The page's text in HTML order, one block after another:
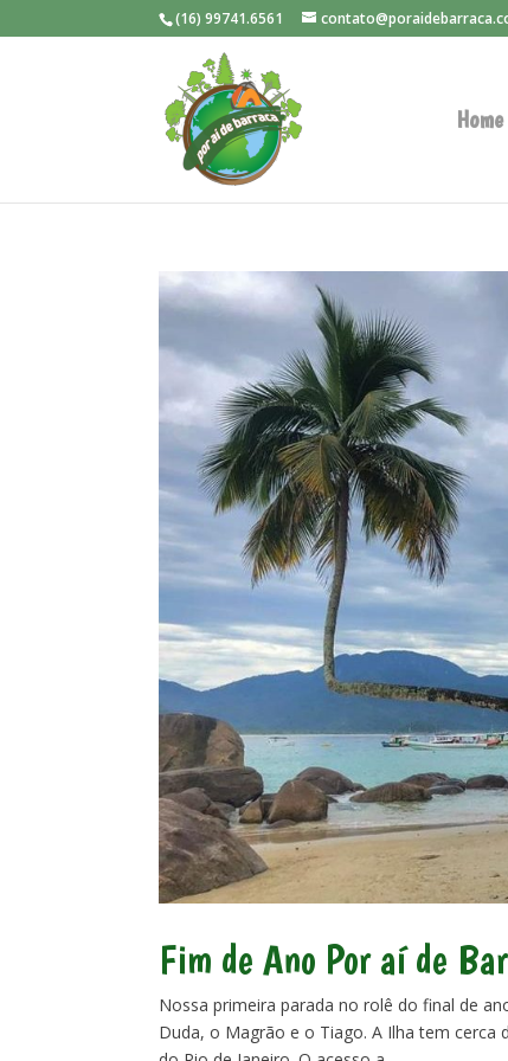
(16) 99741.6561
Home
Fim de Ano Por aí de
Nossa primeira parada no rolê do final de
Duda, o Magrão e o Tiago. A Ilha tem cerca